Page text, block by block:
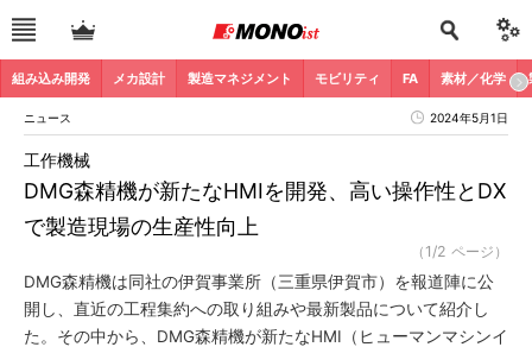
組み込み開発 メカ設計 製造マネジメント モビリティ FA 素材／化学
ニュース 2024年5月1日
DMG森精機が新たなHMIを開発、高い操作性とDX
で製造現場の生産性向上
工作機械
（1/2 ページ）
DMG森精機は同社の伊賀事業所（三重県伊賀市）を報道陣に公
開し、直近の工程集約への取り組みや最新製品について紹介し
た。その中から、DMG森精機が新たなHMI（ヒューマンマシンイ